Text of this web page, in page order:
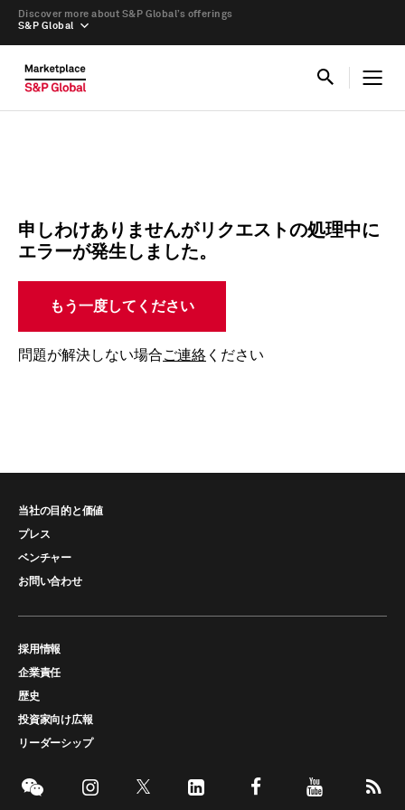
S&P Global
Discover more about S&P Global’s offerings
申しわけありませんがリクエストの処理中に
エラーが発生しました。
もう一度してください
問題が解決しない場合ご連絡 ください
当社の目的と価値
プレス
ベンチャー
お問い合わせ
採用情報
企業責任
歴史
投資家向け広報
リーダーシップ